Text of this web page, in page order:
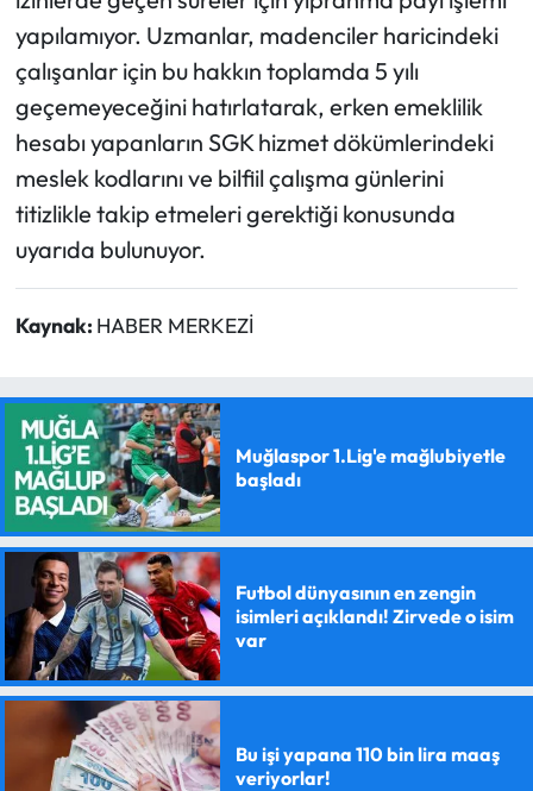
yapılamıyor. Uzmanlar, madenciler haricindeki
çalışanlar için bu hakkın toplamda 5 yılı
geçemeyeceğini hatırlatarak, erken emeklilik
hesabı yapanların SGK hizmet dökümlerindeki
meslek kodlarını ve bilfiil çalışma günlerini
titizlikle takip etmeleri gerektiği konusunda
uyarıda bulunuyor.
Kaynak: HABER MERKEZİ
Muğlaspor 1.Lig'e mağlubiyetle
başladı
Futbol dünyasının en zengin
isimleri açıklandı! Zirvede o isim
var
Bu işi yapana 110 bin lira maaş
veriyorlar!